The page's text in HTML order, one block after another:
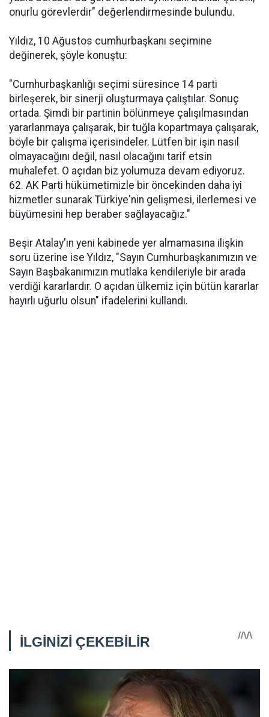
onurlu görevlerdir" değerlendirmesinde bulundu.
Yıldız, 10 Ağustos cumhurbaşkanı seçimine
değinerek, şöyle konuştu:
"Cumhurbaşkanlığı seçimi süresince 14 parti
birleşerek, bir sinerji oluşturmaya çalıştılar. Sonuç
ortada. Şimdi bir partinin bölünmeye çalışılmasından
yararlanmaya çalışarak, bir tuğla kopartmaya çalışarak,
böyle bir çalışma içerisindeler. Lütfen bir işin nasıl
olmayacağını değil, nasıl olacağını tarif etsin
muhalefet. O açıdan biz yolumuza devam ediyoruz.
62. AK Parti hükümetimizle bir öncekinden daha iyi
hizmetler sunarak Türkiye'nin gelişmesi, ilerlemesi ve
büyümesini hep beraber sağlayacağız."
Beşir Atalay'ın yeni kabinede yer almamasına ilişkin
soru üzerine ise Yıldız, "Sayın Cumhurbaşkanımızın ve
Sayın Başbakanımızın mutlaka kendileriyle bir arada
verdiği kararlardır. O açıdan ülkemiz için bütün kararlar
hayırlı uğurlu olsun" ifadelerini kullandı.